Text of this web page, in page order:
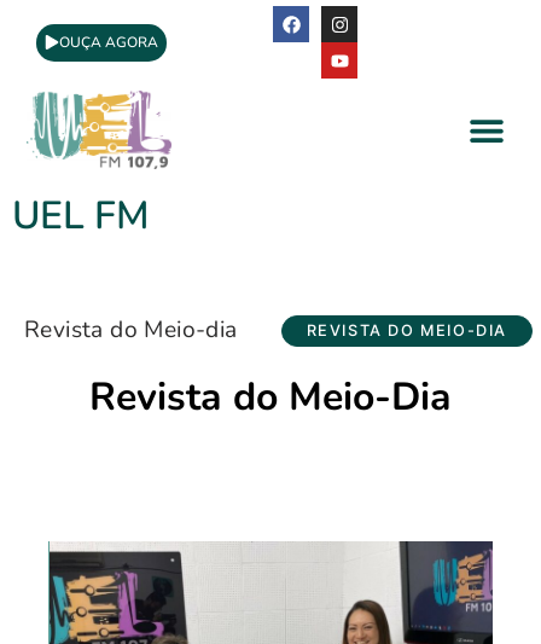
OUÇA AGORA
UEL FM
Revista do Meio-dia REVISTA DO MEIO-DIA
Revista do Meio-Dia